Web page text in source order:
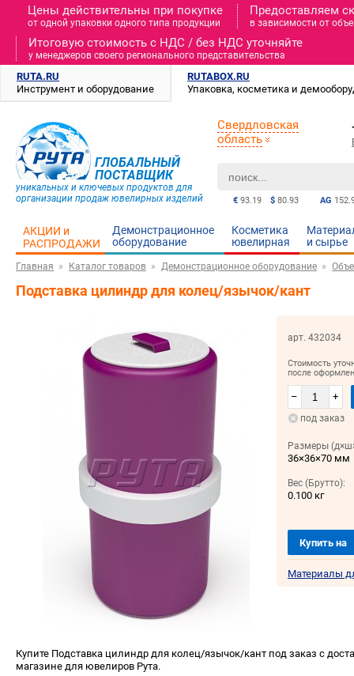
Цены действительны при покупке
от одной упаковки одного типа продукции
Предоставляем
в зависимости от
Итоговую стоимость c НДС / без НДС уточняйте
у менеджеров своего регионального представительства
RUTA.RU
Инструмент и оборудование
RUTABOX.RU
Упаковка, косметика и
ГЛОБАЛЬНЫЙ
ПОСТАВЩИК
уникальных и ключевых продуктов для
организации продаж ювелирных изделий
AG
€ 93.19 $ 80.93
Свердловская
область
АКЦИИ и
РАСПРОДАЖИ
Демонстрационное
оборудование
Косметика
ювелирная
и cырье
Главная Каталог товаров Демонстрационное оборудование
Подставка цилиндр для колец/язычок/кант
арт. 432034
Стоимость
после
– +
под заказ
Размеры
36×36×70 мм
Вес (Брутто):
0.100 кг
Купить на
Материалы
Купите Подставка цилиндр для колец/язычок/кант под заказ с
магазине для ювелиров Рута.